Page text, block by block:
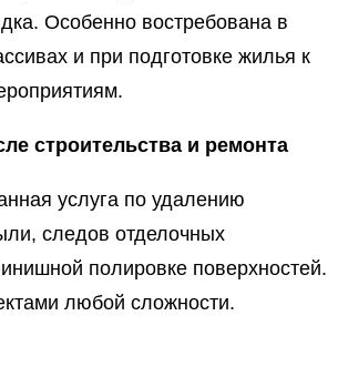
Особенно востребована в
и при подготовке жилья к
строительства и ремонта
услуга по удалению
следов отделочных
полировке поверхностей.
любой сложности.